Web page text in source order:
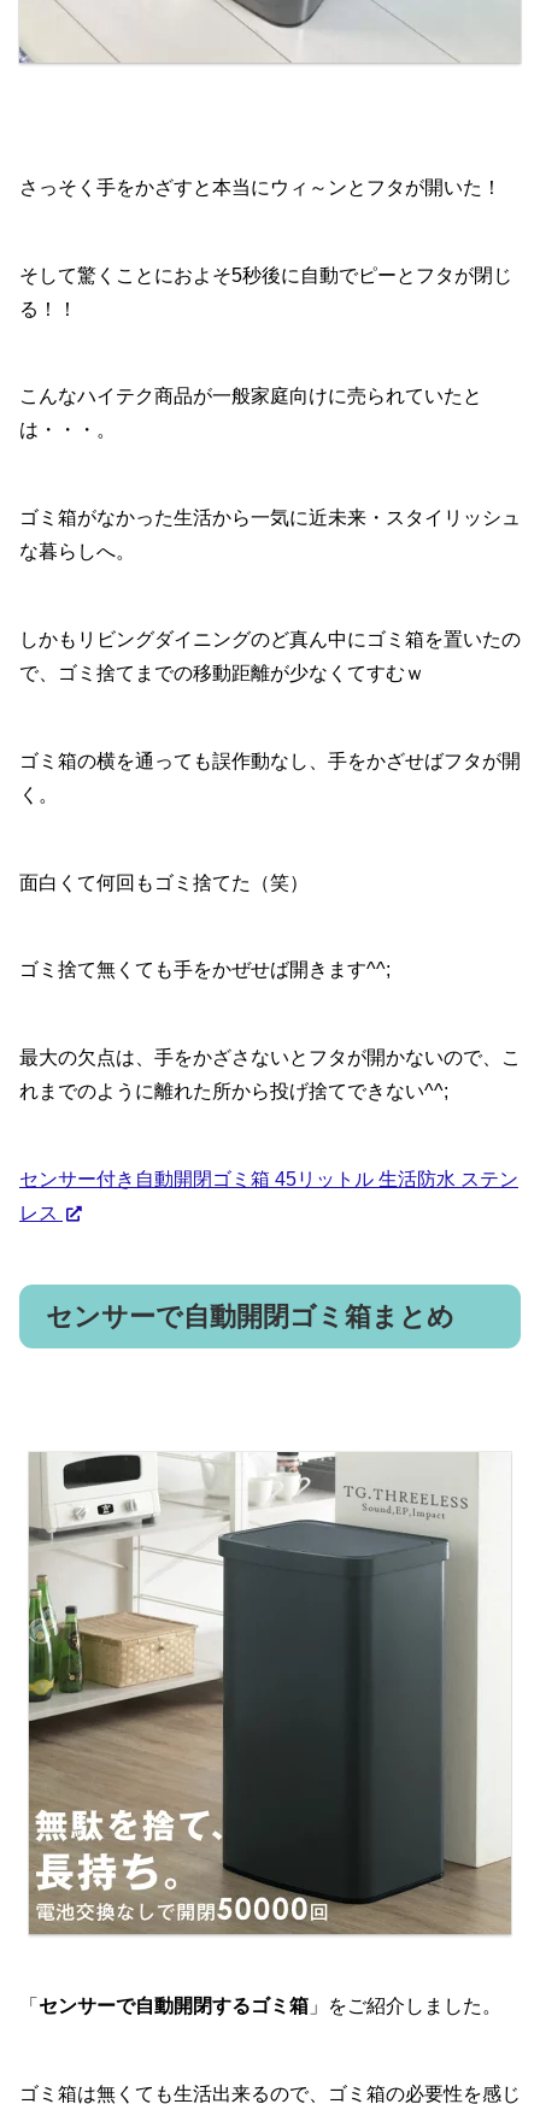
さっそく手をかざすと本当にウィ～ンとフタが開いた！
そして驚くことにおよそ5秒後に自動でピーとフタが閉じ
る！！
こんなハイテク商品が一般家庭向けに売られていたと
は・・・。
ゴミ箱がなかった生活から一気に近未来・スタイリッシュ
な暮らしへ。
しかもリビングダイニングのど真ん中にゴミ箱を置いたの
で、ゴミ捨てまでの移動距離が少なくてすむｗ
ゴミ箱の横を通っても誤作動なし、手をかざせばフタが開
く。
面白くて何回もゴミ捨てた（笑）
ゴミ捨て無くても手をかぜせば開きます^^;
最大の欠点は、手をかざさないとフタが開かないので、こ
れまでのように離れた所から投げ捨てできない^^;
センサー付き自動開閉ゴミ箱 45リットル 生活防水 ステン
レス
センサーで自動開閉ゴミ箱まとめ
「 センサーで自動開閉するゴミ箱 」をご紹介しました。
ゴミ箱は無くても生活出来るので、ゴミ箱の必要性を感じ